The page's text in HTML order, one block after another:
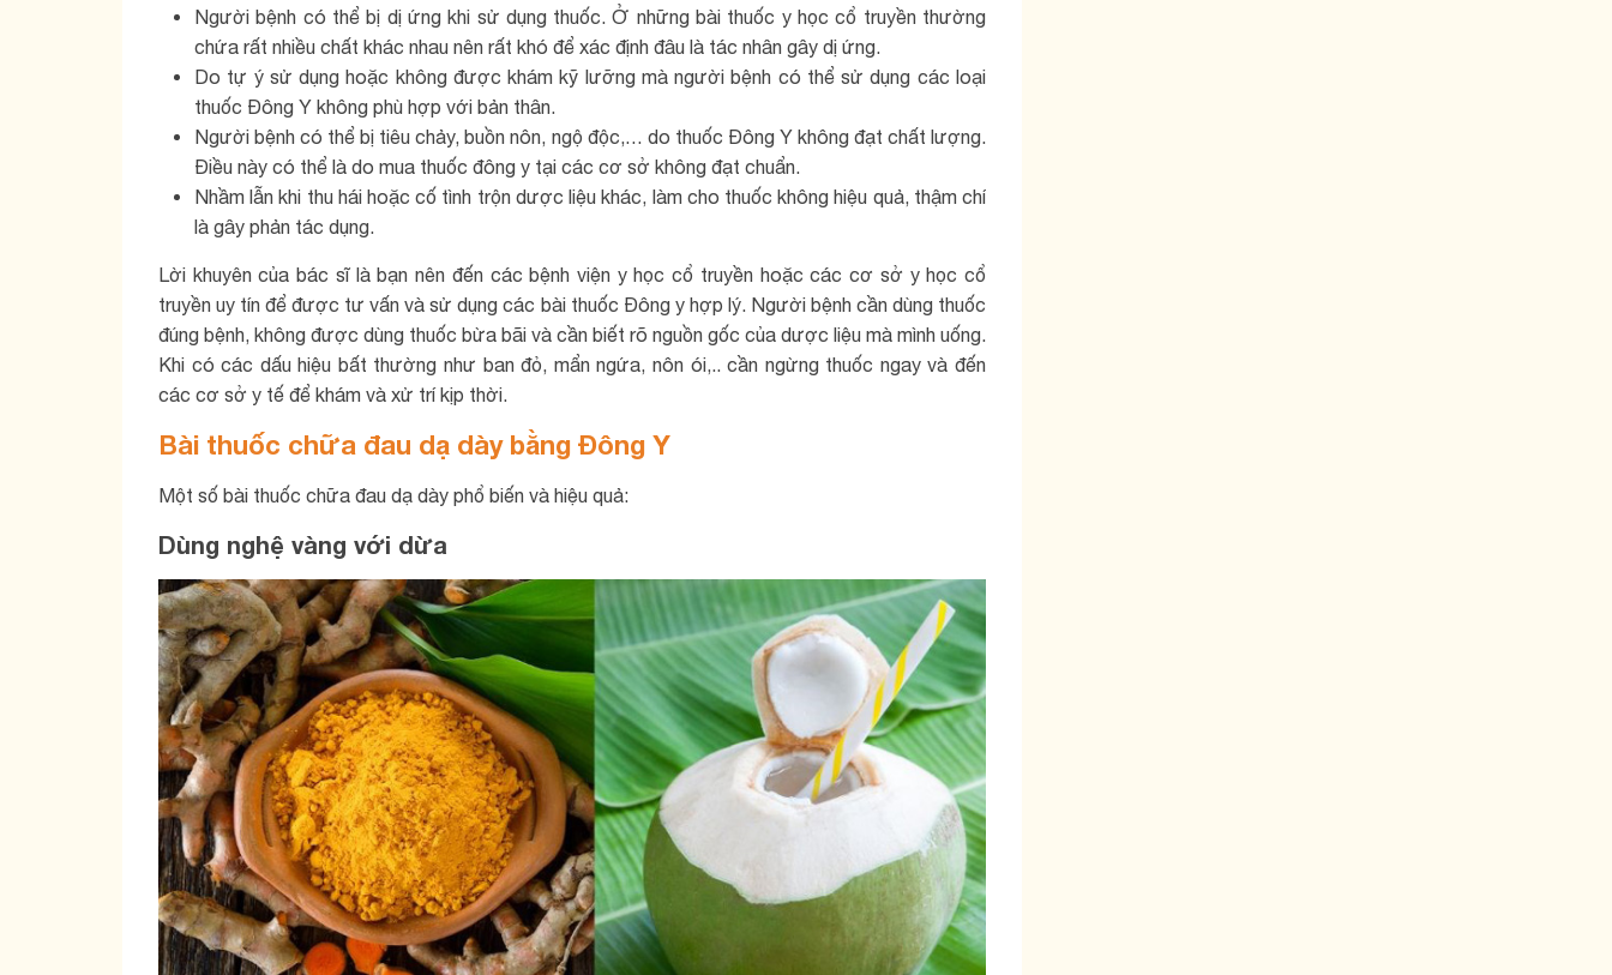
Người bệnh có thể bị dị ứng khi sử dụng thuốc. Ở những bài thuốc y học cổ truyền thường
chứa rất nhiều chất khác nhau nên rất khó để xác định đâu là tác nhân gây dị ứng.
Do tự ý sử dụng hoặc không được khám kỹ lưỡng mà người bệnh có thể sử dụng các loại
thuốc Đông Y không phù hợp với bản thân.
Người bệnh có thể bị tiêu chảy, buồn nôn, ngộ độc,… do thuốc Đông Y không đạt chất lượng.
Điều này có thể là do mua thuốc đông y tại các cơ sở không đạt chuẩn.
Nhầm lẫn khi thu hái hoặc cố tình trộn dược liệu khác, làm cho thuốc không hiệu quả, thậm chí
là gây phản tác dụng.
Lời khuyên của bác sĩ là bạn nên đến các bệnh viện y học cổ truyền hoặc các cơ sở y học cổ
truyền uy tín để được tư vấn và sử dụng các bài thuốc Đông y hợp lý. Người bệnh cần dùng thuốc
đúng bệnh, không được dùng thuốc bừa bãi và cần biết rõ nguồn gốc của dược liệu mà mình uống.
Khi có các dấu hiệu bất thường như ban đỏ, mẩn ngứa, nôn ói,.. cần ngừng thuốc ngay và đến
các cơ sở y tế để khám và xử trí kịp thời.
Bài thuốc chữa đau dạ dày bằng Đông Y
Một số bài thuốc chữa đau dạ dày phổ biến và hiệu quả:
Dùng nghệ vàng với dừa